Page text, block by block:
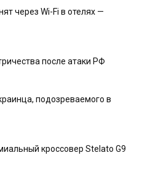
через Wi-Fi в отелях —
после атаки РФ
подозреваемого в
кроссовер Stelato G9